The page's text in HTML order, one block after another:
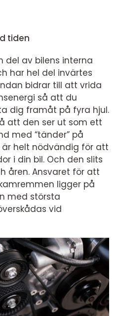
tiden
del av bilens interna
har hel del invärtes
bidrar till att vrida
så att du
dig framåt på fyra hjul.
att den ser ut som ett
med “tänder” på
är helt nödvändig för att
i din bil. Och den slits
åren. Ansvaret för att
ligger på
med största
vid